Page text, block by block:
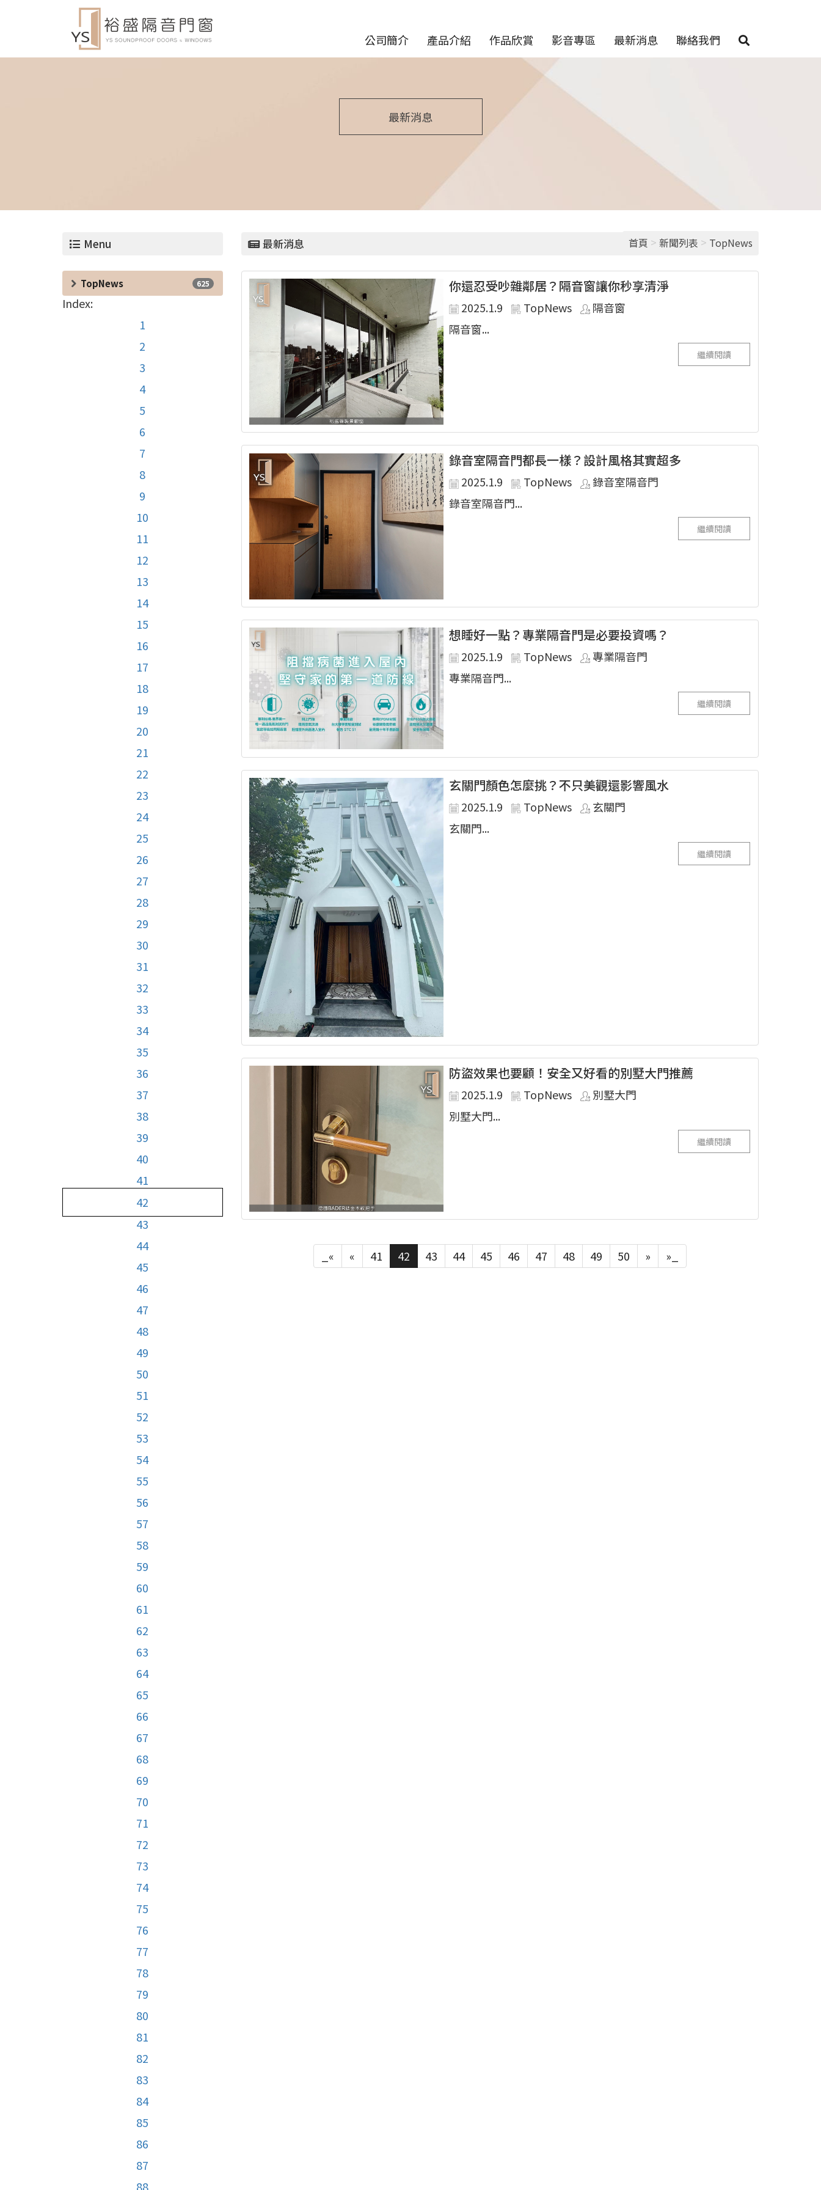
公司簡介 產品介紹 作品欣賞 影音專區 最新消息 聯絡我們
最新消息
Menu
TopNews 625
Index:
1
2
3
4
5
6
7
8
9
10
11
12
13
14
15
16
17
18
19
20
21
22
23
24
25
26
27
28
29
30
31
32
33
34
35
36
37
38
39
40
41
42
43
44
45
46
47
48
49
50
51
52
53
54
55
56
57
58
59
60
61
62
63
64
65
66
67
68
69
70
71
72
73
74
75
76
77
78
79
80
81
82
83
84
85
86
87
88
最新消息 首頁 > 新聞列表 > TopNews
你還忍受吵雜鄰居？隔音窗讓你秒享清淨
2025.1.9 TopNews
隔音窗
隔音窗...
繼續閱讀
錄音室隔音門都長一樣？設計風格其實超多
2025.1.9 TopNews
錄音室隔音門
錄音室隔音門...
繼續閱讀
想睡好一點？專業隔音門是必要投資嗎？
2025.1.9 TopNews
專業隔音門
專業隔音門...
繼續閱讀
玄關門顏色怎麼挑？不只美觀還影響風水
2025.1.9 TopNews
玄關門
玄關門...
繼續閱讀
防盜效果也要顧！安全又好看的別墅大門推薦
2025.1.9 TopNews
別墅大門
別墅大門...
繼續閱讀
_« « 41 42 43 44 45 46 47 48 49 50 » »_